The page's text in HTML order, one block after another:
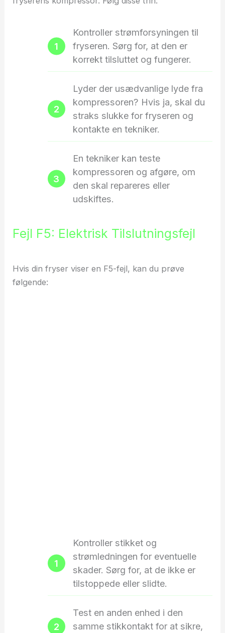
Kontroller strømforsyningen til
fryseren. Sørg for, at den er
korrekt tilsluttet og fungerer.
Lyder der usædvanlige lyde fra
kompressoren? Hvis ja, skal du
straks slukke for fryseren og
kontakte en tekniker.
En tekniker kan teste
kompressoren og afgøre, om
den skal repareres eller
udskiftes.
Fejl F5: Elektrisk Tilslutningsfejl
Hvis din fryser viser en F5-fejl, kan du prøve
følgende:
Kontroller stikket og
strømledningen for eventuelle
skader. Sørg for, at de ikke er
tilstoppede eller slidte.
Test en anden enhed i den
samme stikkontakt for at sikre,